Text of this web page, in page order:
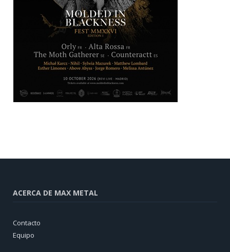
ACERCA DE MAX METAL
Contacto
Equipo